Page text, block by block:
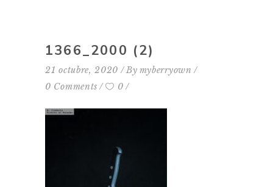
1366_2000 (2)
21 octubre, 2020 By myberryown
0 Comments
0